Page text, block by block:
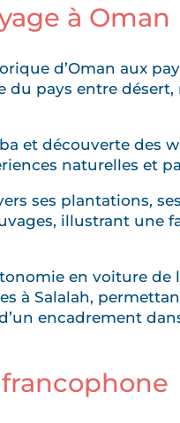
à Oman
d’Oman aux
du pays entre
et découverte des
naturelles et
ses plantations,
illustrant une
en voiture de
à Salalah,
encadrement